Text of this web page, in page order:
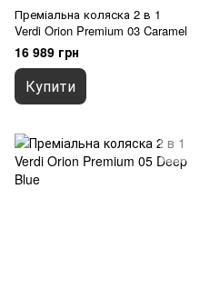
Преміальна коляска 2 в 1
Verdi Orion Premium 03 Caramel
16 989 грн
Купити